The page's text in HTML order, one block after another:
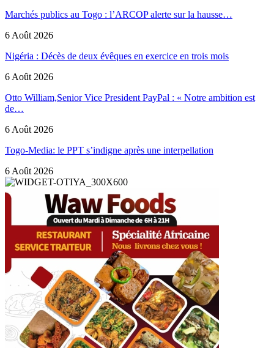
Marchés publics au Togo : l’ARCOP alerte sur la hausse…
6 Août 2026
Nigéria : Décès de deux évêques en exercice en trois mois
6 Août 2026
Otto William,Senior Vice President PayPal : « Notre ambition est
de…
6 Août 2026
Togo-Media: le PPT s’indigne après une interpellation
6 Août 2026